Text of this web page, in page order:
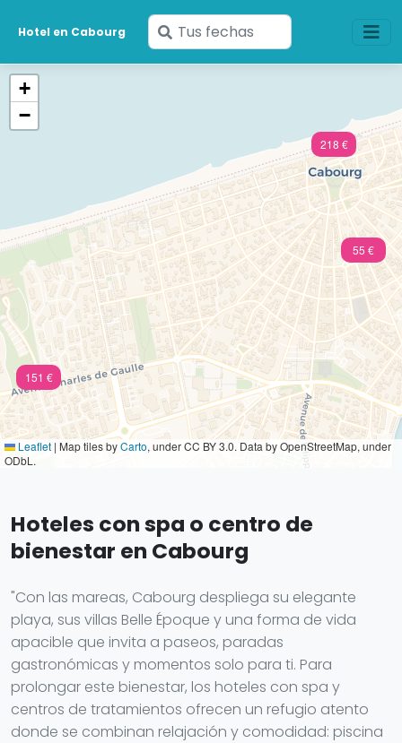
Hotel en Cabourg
Ingresa
tus
218 €
55 €
151 €
+
−
Leaflet | Map tiles byCarto, under CC BY 3.0. Data by OpenStreetMap, under
ODbL.
Hoteles con spa o centro de
bienestar en Cabourg
"Con las mareas, Cabourg despliega su elegante
playa, sus villas Belle Époque y una forma de vida
apacible que invita a paseos, paradas
gastronómicas y momentos solo para ti. Para
prolongar este bienestar, los hoteles con spa y
centros de tratamientos ofrecen un refugio atento
donde se combinan relajación y comodidad: piscina